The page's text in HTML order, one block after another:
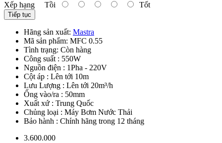
Xếp hạng Tồi Tốt
Tiếp tục
Hãng sản xuất: Mastra
Mã sản phẩm: MFC 0.55
Tình trạng: Còn hàng
Công suất : 550W
Nguồn điện : 1Pha - 220V
Cột áp : Lên tới 10m
Lưu Lượng : Lên tới 20m³/h
Ống vào/ra : 50mm
Xuất xứ : Trung Quốc
Chủng loại : Máy Bơm Nước Thải
Bảo hành : Chính hãng trong 12 tháng
3.600.000